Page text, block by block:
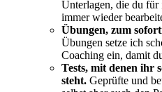
Unterlagen, die du für
immer wieder
Übungen, zum
Übungen setze ich
Coaching ein, damit
Tests, mit denen ihr
steht. Geprüfte und